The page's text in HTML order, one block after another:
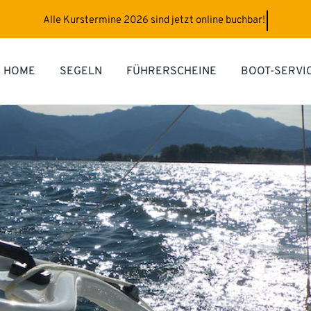
HOME SEGELN FÜHRERSCHEINE BOOT-